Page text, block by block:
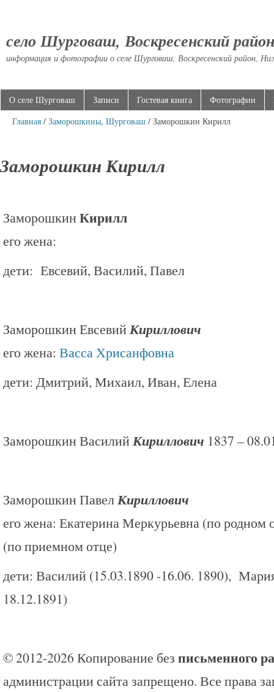
село Шурговаш, Воскресенский район
информация и фотографии о селе Шурговаш, Воскресенский район,
О селе Шурговаш Записи Гостевая книга Фотографии
Главная / Заморошкины, Шурговаш / Заморошкин Кирилл
Заморошкин Кирилл
ЗаморошкинКирилл
его жена:
дети: Евсевий, Василий, Павел
Заморошкин ЕвсевийКириллович
его жена: Васса Хрисанфовна
дети: Дмитрий, Михаил, Иван, Елена
Заморошкин ВасилийКириллович 1837 –
Заморошкин ПавелКириллович
его жена: Екатерина Меркурьевна (по родном
(по приемном отце)
дети: Василий (15.03.1890 -16.06. 1890),
18.12.1891)
© 2012-2026 Копирование без письменного
администрации сайта запрещено. Все права